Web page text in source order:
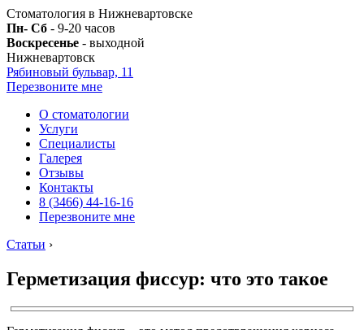
Стоматология в Нижневартовске
Пн- Сб - 9-20 часов
Воскресенье - выходной
Нижневартовск
Рябиновый бульвар, 11
Перезвоните мне
О стоматологии
Услуги
Специалисты
Галерея
Отзывы
Контакты
8 (3466) 44-16-16
Перезвоните мне
Статьи ›
Герметизация фиссур: что это такое